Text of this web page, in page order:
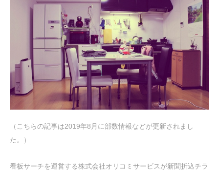
（こちらの記事は2019年8月に部数情報などが更新されまし
た。）
看板サーチを運営する株式会社オリコミサービスが新聞折込チラ